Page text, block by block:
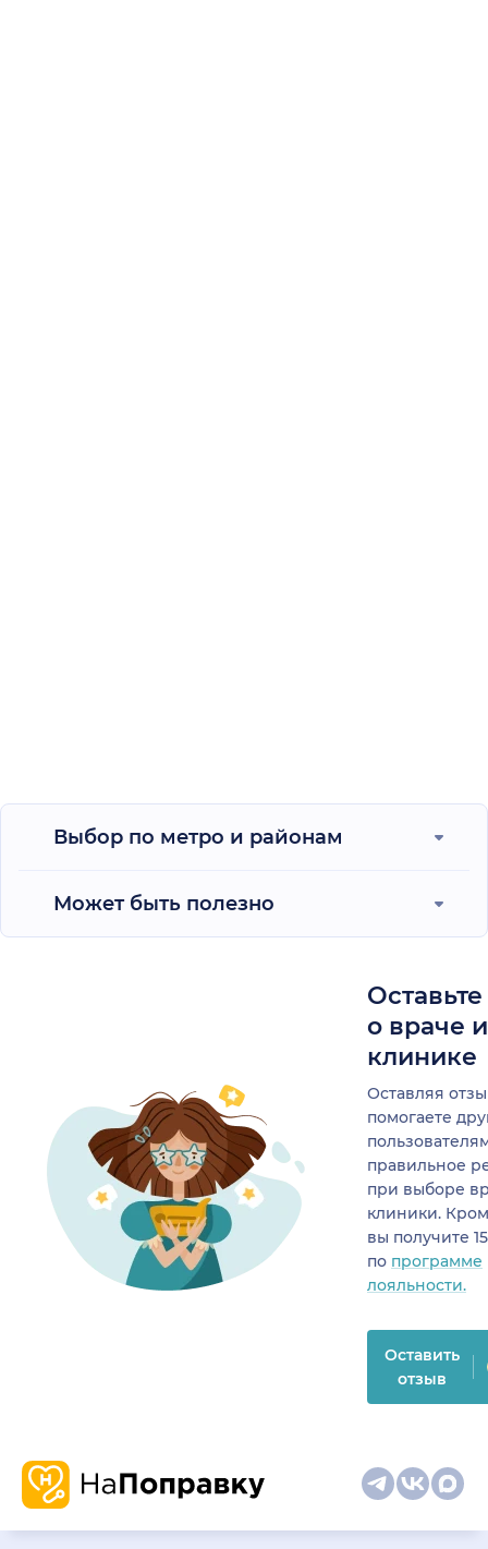
Выбор по метро и районам
Может быть полезно
о враче
клинике
Оставляя
помогаете
правильное
при выборе
клиники.
вы получите
по программе
лояльности.
Оставить
отзыв